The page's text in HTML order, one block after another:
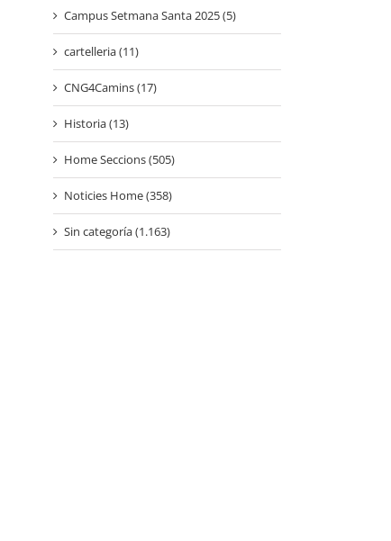
Campus Setmana Santa 2025 (5)
cartelleria (11)
CNG4Camins (17)
Historia (13)
Home Seccions (505)
Noticies Home (358)
Sin categoría (1.163)